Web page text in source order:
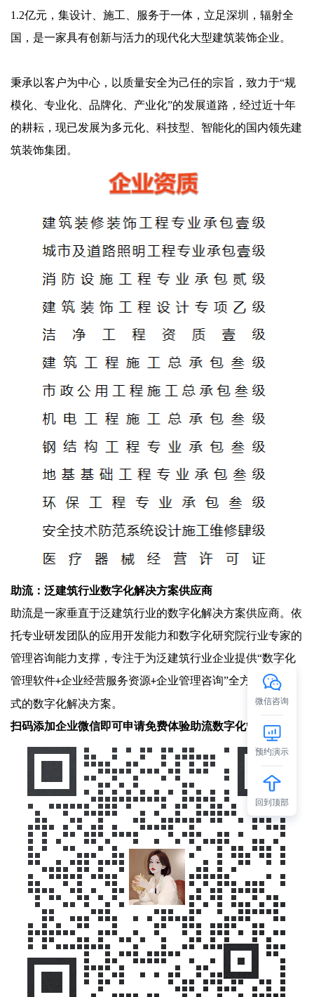
1.2亿元，集设计、施工、服务于一体，立足深圳，辐射全
国，是一家具有创新与活力的现代化大型建筑装饰企业。
秉承以客户为中心，以质量安全为己任的宗旨，致力于“规
模化、专业化、品牌化、产业化”的发展道路，经过近十年
的耕耘，现已发展为多元化、科技型、智能化的国内领先建
筑装饰集团。
助流：泛建筑行业数字化解决方案供应商
助流是一家垂直于泛建筑行业的数字化解决方案供应商。依
托专业研发团队的应用开发能力和数字化研究院行业专家的
管理咨询能力支撑，专注于为泛建筑行业企业提供“数字化
管理软件+企业经营服务资源+企业管理咨询”全方位、一站
式的数字化解决方案。
扫码添加企业微信即可申请免费体验助流数字化管理系统
微信咨询
预约演示
回到顶部